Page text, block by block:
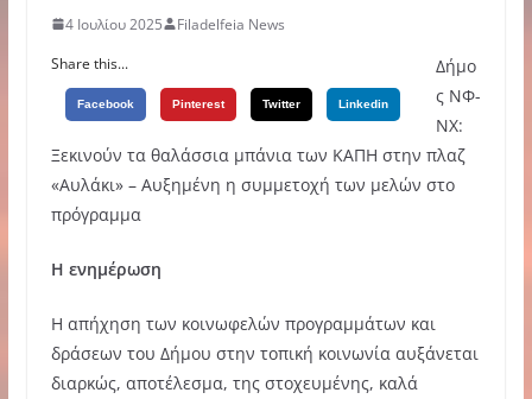
4 Ιουλίου 2025
Filadelfeia News
Share this...
Facebook Pinterest Twitter Linkedin
Δήμο
ς ΝΦ-
ΝΧ:
Ξεκινούν τα θαλάσσια μπάνια των ΚΑΠΗ στην πλαζ
«Αυλάκι» – Αυξημένη η συμμετοχή των μελών στο
πρόγραμμα
Η ενημέρωση
Η απήχηση των κοινωφελών προγραμμάτων και
δράσεων του Δήμου στην τοπική κοινωνία αυξάνεται
διαρκώς, αποτέλεσμα, της στοχευμένης, καλά